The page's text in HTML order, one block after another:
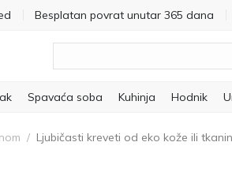
Besplatan povrat unutar 365 dana
Spavaća soba Kuhinja Hodnik
/ Ljubičasti kreveti od eko kože ili